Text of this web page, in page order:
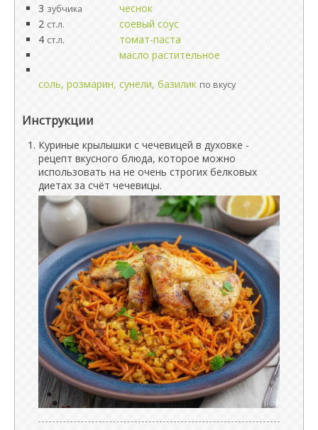
3 зубчика
чеснок
2 ст.л.
соевый соус
4 ст.л.
томат-паста
масло растительное
соль, розмарин, сунели, базилик по вкусу
Инструкции
Куриные крылышки с чечевицей в духовке -
рецепт вкусного блюда, которое можно
использовать на не очень строгих белковых
диетах за счёт чечевицы.